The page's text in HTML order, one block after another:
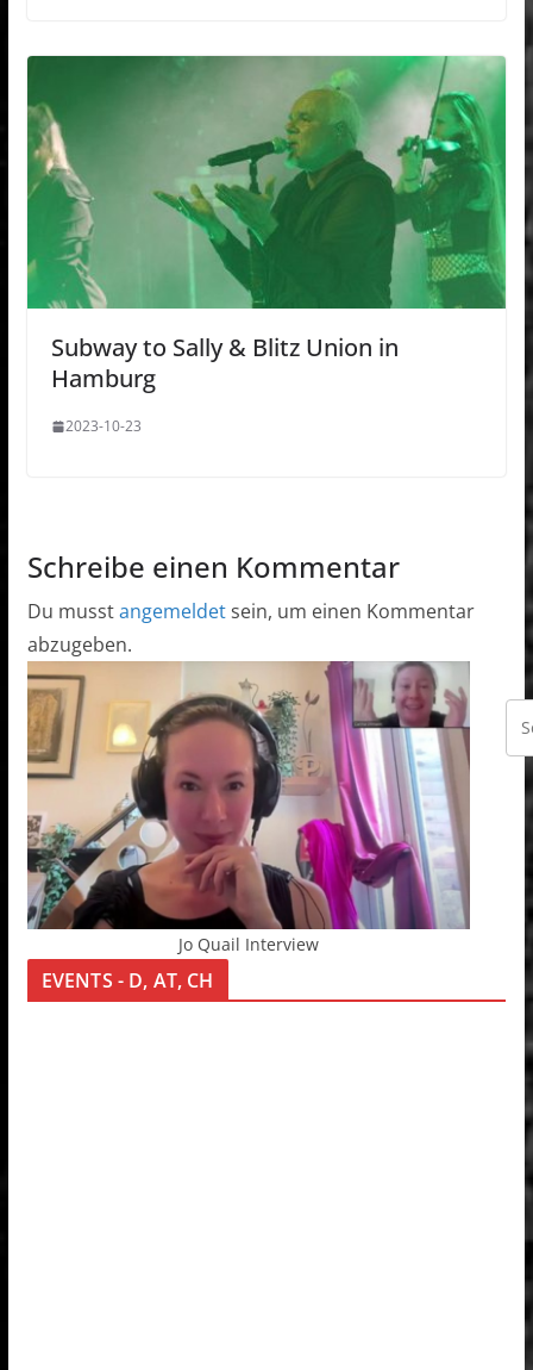
Subway to Sally & Blitz Union in
Hamburg
2023-10-23
Schreibe einen Kommentar
Du musstangemeldetsein, um einen Kommentar
abzugeben.
Jo Quail Interview
EVENTS - D, AT, CH